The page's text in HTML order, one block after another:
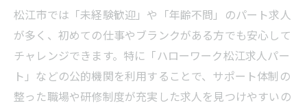
松江市では「未経験歓迎」や「年齢不問」のパート求人
が多く、初めての仕事やブランクがある方でも安心して
チャレンジできます。特に「ハローワーク松江求人パー
ト」などの公的機関を利用することで、サポート体制の
整った職場や研修制度が充実した求人を見つけやすいの